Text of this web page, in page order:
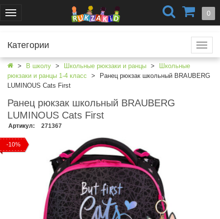
Меню 0
+7 (499) 404-0550
г. Москва
+7 (812) 424-4251
Категории
В школу Школьные рюкзаки и ранцы
Школьные
рюкзаки и ранцы 1-4 класс
Ранец рюкзак школьный BRAUBERG
LUMINOUS Cats First
Ранец рюкзак школьный BRAUBERG
LUMINOUS Cats First
Артикул: 271367
-10%